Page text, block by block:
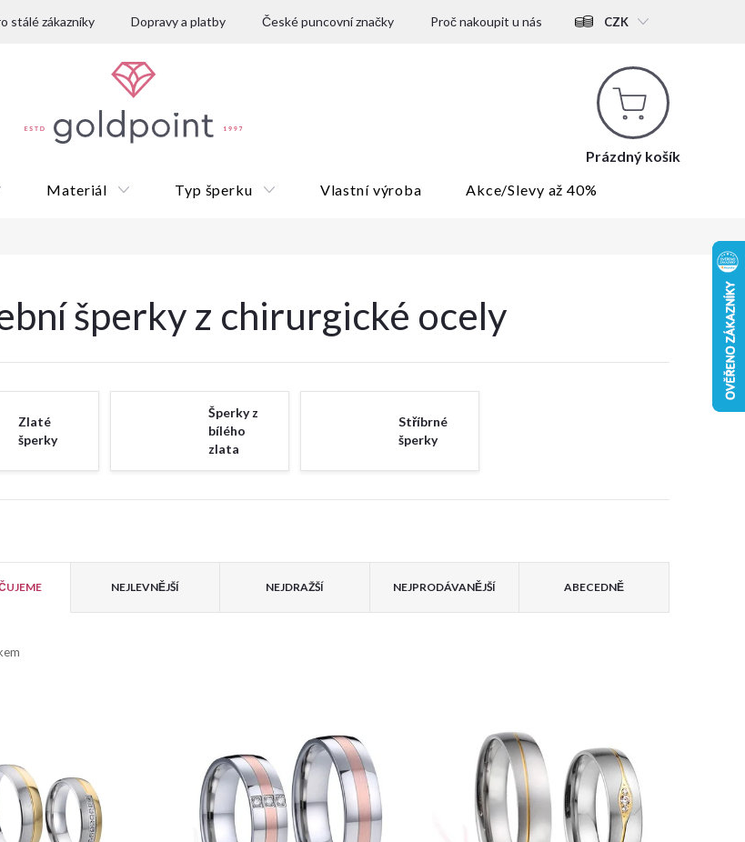
stálé zákazníky Dopravy a platby České puncovní značky Proč nakoupit u nás CZK
Nákupní
košík
Prázdný košík
Materiál Typ šperku Vlastní výroba Akce/Slevy až 40%
šperky z chirurgické ocely
Zlaté
šperky
Šperky z
bílého
zlata
Stříbrné
šperky
NEJLEVNĚJŠÍ NEJDRAŽŠÍ NEJPRODÁVANĚJŠÍ ABECEDNĚ